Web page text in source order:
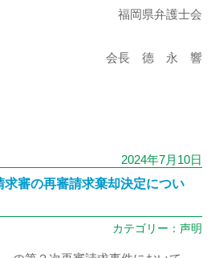
福岡県弁護士会
会長 德 永 響
2024年7月10日
審の再審請求棄却決定につい
カテゴリー： 声明